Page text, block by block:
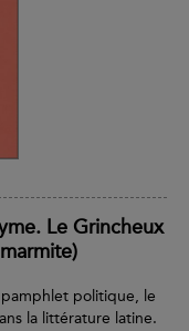
Le Grincheux
politique, le
la littérature latine.